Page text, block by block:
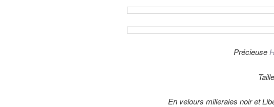
Précieuse
En velours milleraies noir et